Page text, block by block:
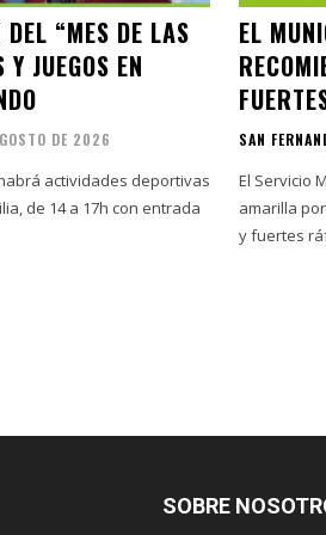
“MES DE LAS
JUEGOS EN
DE 2026
actividades deportivas
de 14 a 17h con entrada
EL
SAN
El Servicio
amarilla
y fuertes
SOBRE